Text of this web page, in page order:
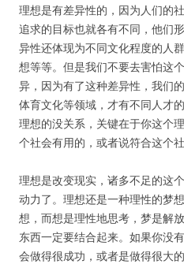
理想是有差异性的，因为人们的
追求的目标也就各有不同，他们
异性还体现为不同文化程度的人
想等等。但是我们不要去害怕这
异，因为有了这种差异性，我们
体育文化等领域，才有不同人才
理想的没关系，关键在于你这个
个社会有用的，或者说符合这个社
理想是改变现实，诸多不足的这
动力了。理想还是一种理性的梦
想，而想是理性地思考，梦是解
东西一定要结合起来。如果你没
会做得很成功，或者是做得很大